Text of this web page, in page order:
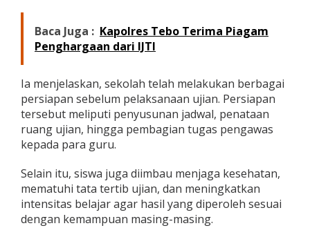
s
i
a
a
M
a
t
a
n
D
e
m
i
Baca Juga : Kapolres Tebo Terima Piagam
Penghargaan dari IJTI
Ia menjelaskan, sekolah telah melakukan berbagai
persiapan sebelum pelaksanaan ujian. Persiapan
tersebut meliputi penyusunan jadwal, penataan
ruang ujian, hingga pembagian tugas pengawas
kepada para guru.
Selain itu, siswa juga diimbau menjaga kesehatan,
mematuhi tata tertib ujian, dan meningkatkan
intensitas belajar agar hasil yang diperoleh sesuai
dengan kemampuan masing-masing.